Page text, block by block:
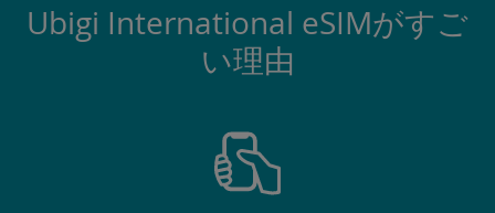
Ubigi International eSIMがすご
い理由